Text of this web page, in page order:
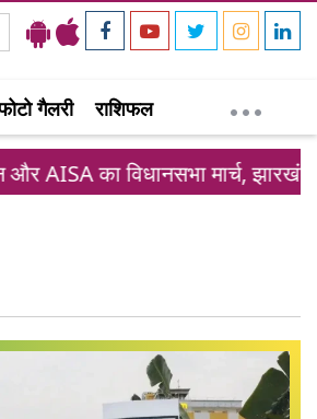
गैलरी राशिफल
AISA का विधानसभा मार्च, झारखंड